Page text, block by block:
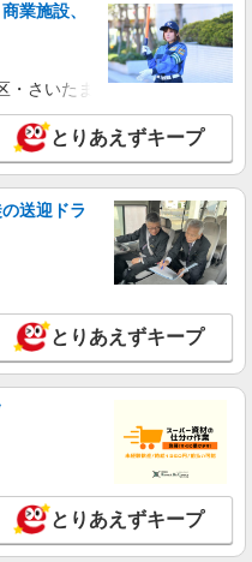
なれる携帯販売
円（経験・能力による） ※
別途支給（規定あり） ゜
・。○。・゜+゜ 入社祝い金10
゜+゜・。○。・゜+゜
嘉島町の家電量販店
詳細を見る
の携帯販売スタッフ
円（経験・能力による） ※
別途支給（規定あり） ゜
・。○。・゜+゜ 入社祝い金10
゜+゜・。○。・゜+゜
嘉島町の楽天モバイルショップ
詳細を見る
業施設、
・さいたま市岩槻区・久喜市・
とりあえずキープ
送迎ドラ
とりあえずキープ
とりあえずキープ